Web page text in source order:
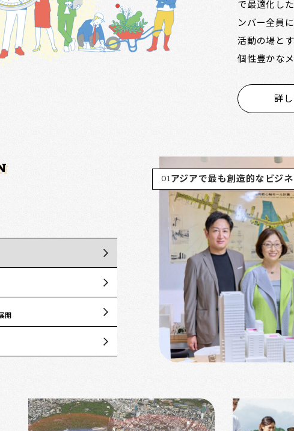
で最適化し
ンバー全員
活動の場と
個性豊かな
詳
開
01アジアで最も創造的なビジ